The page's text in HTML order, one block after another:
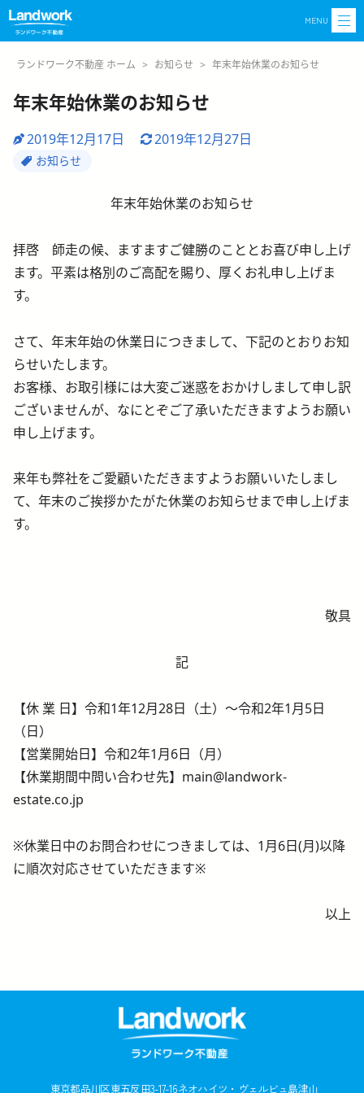
MENU
ランドワーク不動産 ホーム > お知らせ > 年末年始休業のお知らせ
年末年始休業のお知らせ
2019年12月17日 2019年12月27日
お知らせ
年末年始休業のお知らせ
拝啓 師走の候、ますますご健勝のこととお喜び申し上げ
ます。平素は格別のご高配を賜り、厚くお礼申し上げま
す。
さて、年末年始の休業日につきまして、下記のとおりお知
らせいたします。
お客様、お取引様には大変ご迷惑をおかけしまして申し訳
ございませんが、なにとぞご了承いただきますようお願い
申し上げます。
来年も弊社をご愛顧いただきますようお願いいたしまし
て、年末のご挨拶かたがた休業のお知らせまで申し上げま
す。
敬具
記
【休 業 日】令和1年12月28日（土）～令和2年1月5日
（日）
【営業開始日】令和2年1月6日（月）
【休業期間中問い合わせ先】main@landwork-
estate.co.jp
※休業日中のお問合わせにつきましては、1月6日(月)以降
に順次対応させていただきます※
以上
東京都品川区東五反田3-17-16ネオハイツ・ヴェルビュ島津山